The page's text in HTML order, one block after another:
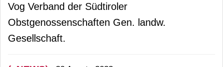
Vog Verband der Südtiroler
Obstgenossenschaften Gen. landw.
Gesellschaft.